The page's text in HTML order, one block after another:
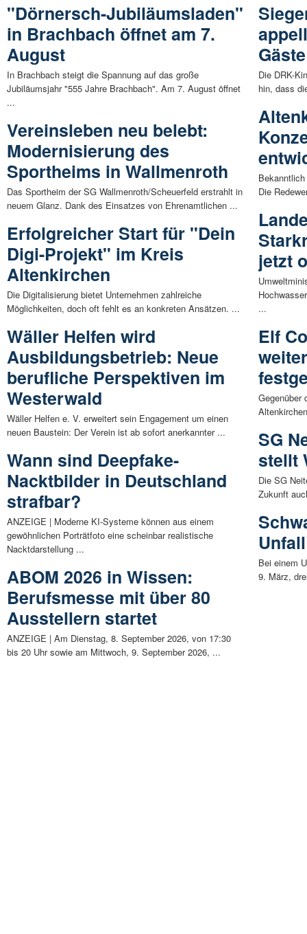
"Dörnersch-Jubiläumsladen"
in Brachbach öffnet am 7.
August
In Brachbach steigt die Spannung auf das große
Jubiläumsjahr "555 Jahre Brachbach". Am 7. August öffnet
...
Vereinsleben neu belebt:
Modernisierung des
Sportheims in Wallmenroth
Das Sportheim der SG Wallmenroth/Scheuerfeld erstrahlt in
neuem Glanz. Dank des Einsatzes von Ehrenamtlichen ...
Erfolgreicher Start für "Dein
Digi-Projekt" im Kreis
Altenkirchen
Die Digitalisierung bietet Unternehmen zahlreiche
Möglichkeiten, doch oft fehlt es an konkreten Ansätzen. ...
Wäller Helfen wird
Ausbildungsbetrieb: Neue
berufliche Perspektiven im
Westerwald
Wäller Helfen e. V. erweitert sein Engagement um einen
neuen Baustein: Der Verein ist ab sofort anerkannter ...
Wann sind Deepfake-
Nacktbilder in Deutschland
strafbar?
ANZEIGE | Moderne KI-Systeme können aus einem
gewöhnlichen Porträtfoto eine scheinbar realistische
Nacktdarstellung ...
ABOM 2026 in Wissen:
Berufsmesse mit über 80
Ausstellern startet
ANZEIGE | Am Dienstag, 8. September 2026, von 17:30
bis 20 Uhr sowie am Mittwoch, 9. September 2026, ...
Gäste
Die DRK-
hin, dass
Die
jetzt
...
Elf
Gegenüber
SG
stellt
Die SG
Zukunft
Bei einem
9. März,